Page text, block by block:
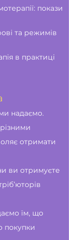
покази
та режимів
в практиці
надаємо.
отримати
ви отримуєте
їм, що
покупки